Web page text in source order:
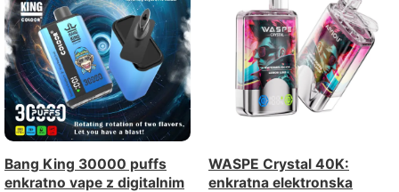
Bang King 30000 puffs
enkratno vape z digitalnim
WASPE Crystal 40K:
enkratna elektronska